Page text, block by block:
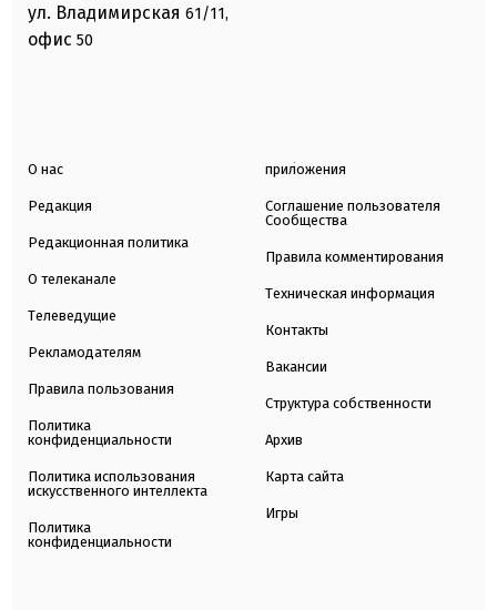
ул. Владимирская 61/11,
офис 50
О нас
Редакция
Редакционная политика
О телеканале
Телеведущие
Рекламодателям
Правила пользования
Политика
конфиденциальности
Политика использования
искусственного интеллекта
Политика
конфиденциальности
приложения
Соглашение пользователя
Сообщества
Правила комментирования
Техническая информация
Контакты
Вакансии
Структура собственности
Архив
Карта сайта
Игры